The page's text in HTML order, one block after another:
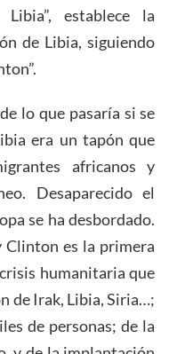
establece la
de Libia, siguiendo
lo que pasaría si se
era un tapón que
africanos y
Desaparecido el
se ha desbordado.
Clinton es la primera
humanitaria que
de Irak, Libia, Siria…;
de personas; de la